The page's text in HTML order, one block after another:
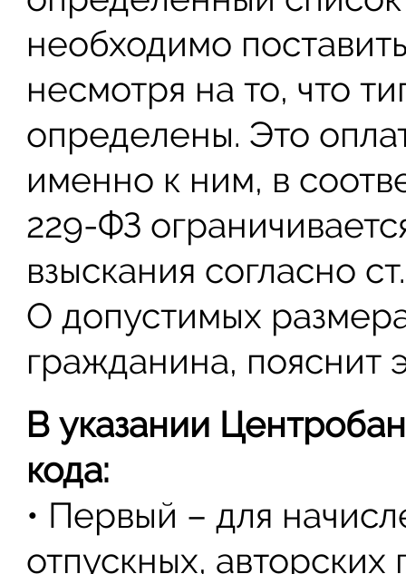
необходимо
несмотря на то, что
определены. Это
именно к ним, в
229-ФЗ
взыскания согласно
О допустимых
гражданина, пояснит
В указании
кода:
• Первый – для
отпускных,